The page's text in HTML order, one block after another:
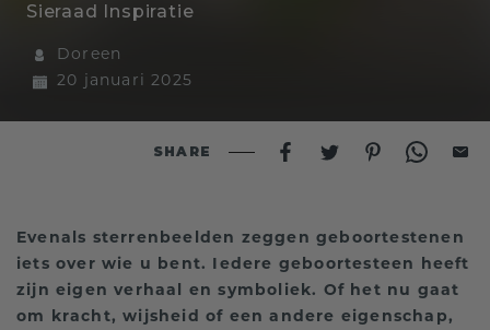
Sieraad Inspiratie
Doreen
20 januari 2025
SHARE
Evenals sterrenbeelden zeggen geboortestenen
iets over wie u bent. Iedere geboortesteen heeft
zijn eigen verhaal en symboliek. Of het nu gaat
om kracht, wijsheid of een andere eigenschap,